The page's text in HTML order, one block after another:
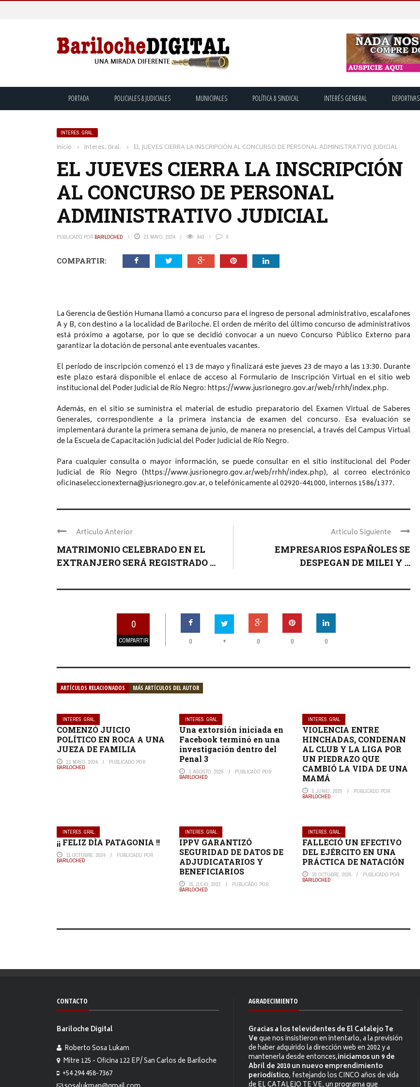
PORTADA POLICIALES & JUDICIALES MUNICIPALES POLÍTICA & SINDICAL INTERÉS GENERAL DEPORTIVAS
INTERES. GRAL.
Inicio › Interes. Gral. › EL JUEVES CIERRA LA INSCRIPCIÓN AL CONCURSO DE PERSONAL ADMINISTRATIVO JUDICIAL
EL JUEVES CIERRA LA INSCRIPCIÓN
AL CONCURSO DE PERSONAL
ADMINISTRATIVO JUDICIAL
PUBLICADO POR BARILOCHED 21 MAYO, 2024 943 0
COMPARTIR:
La Gerencia de Gestión Humana llamó a concurso para el ingreso de personal administrativo, escalafones
A y B, con destino a la localidad de Bariloche. El orden de mérito del último concurso de administrativos
está próximo a agotarse, por lo que se decidió convocar a un nuevo Concurso Público Externo para
garantizar la dotación de personal ante eventuales vacantes.
El período de inscripción comenzó el 13 de mayo y finalizará este jueves 23 de mayo a las 13:30. Durante
este plazo estará disponible el enlace de acceso al Formulario de Inscripción Virtual en el sitio web
institucional del Poder Judicial de Río Negro: https://www.jusrionegro.gov.ar/web/rrhh/index.php.
Además, en el sitio se suministra el material de estudio preparatorio del Examen Virtual de Saberes
Generales, correspondiente a la primera instancia de examen del concurso. Esa evaluación se
implementará durante la primera semana de junio, de manera no presencial, a través del Campus Virtual
de la Escuela de Capacitación Judicial del Poder Judicial de Río Negro.
Para cualquier consulta o mayor información, se puede consultar en el sitio institucional del Poder
Judicial de Río Negro (https://www.jusrionegro.gov.ar/web/rrhh/index.php), al correo electrónico
oficinaseleccionexterna@jusrionegro.gov.ar, o telefónicamente al 02920-441000, internos 1586/1377.
Articulo Anterior
MATRIMONIO CELEBRADO EN EL
EXTRANJERO SERÁ REGISTRADO ...
Articulo Siguiente
EMPRESARIOS ESPAÑOLES SE
DESPEGAN DE MILEI Y ...
0
COMPARTIR 0 + 0 0 0
ARTÍCULOS RELACIONADOS MÁS ARTÍCULOS DEL AUTOR
INTERES. GRAL.
COMENZÓ JUICIO
POLÍTICO EN ROCA A UNA
JUEZA DE FAMILIA
21 MAYO, 2024 PUBLICADO POR
BARILOCHED
INTERES. GRAL.
Una extorsión iniciada en
Facebook terminó en una
investigación dentro del
Penal 3
1 AGOSTO, 2025 PUBLICADO POR
BARILOCHED
INTERES. GRAL.
VIOLENCIA ENTRE
HINCHADAS, CONDENAN
AL CLUB Y LA LIGA POR
UN PIEDRAZO QUE
CAMBIÓ LA VIDA DE UNA
MAMÁ
5 JUNIO, 2025 PUBLICADO POR
BARILOCHED
INTERES. GRAL.
¡¡ FELIZ DÌA PATAGONIA !!
11 OCTUBRE, 2024 PUBLICADO POR
BARILOCHED
INTERES. GRAL.
IPPV GARANTIZÓ
SEGURIDAD DE DATOS DE
ADJUDICATARIOS Y
BENEFICIARIOS
15 JULIO, 2022 PUBLICADO POR
BARILOCHED
INTERES. GRAL.
FALLECIÓ UN EFECTIVO
DEL EJÉRCITO EN UNA
PRÁCTICA DE NATACIÓN
30 OCTUBRE, 2025 PUBLICADO POR
BARILOCHED
CONTACTO
Bariloche Digital
Roberto Sosa Lukam
Mitre 125 - Oficina 122 EP/ San Carlos de Bariloche
+54 294 458-7367
AGRADECIMIENTO
Gracias a los televidentes de El Catalejo Te
Veque nos insistieron en intentarlo, a la previsión
de haber adquirido la dirección web en 2002 y a
mantenerla desde entonces,iniciamos un 9 de
Abril de 2010 un nuevo emprendimiento
periodístico, festejando los CINCO años de vida